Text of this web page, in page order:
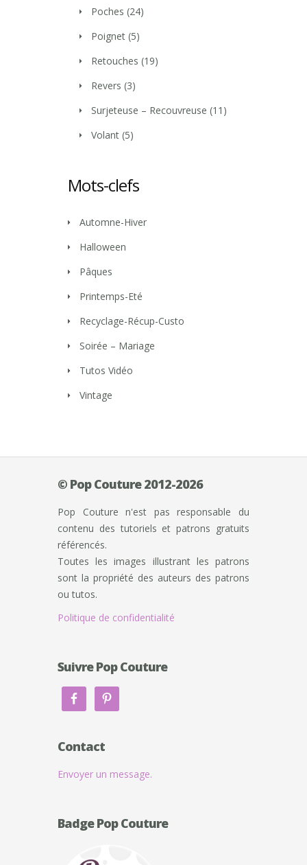
Poches (24)
Poignet (5)
Retouches (19)
Revers (3)
Surjeteuse – Recouvreuse (11)
Volant (5)
Mots-clefs
Automne-Hiver
Halloween
Pâques
Printemps-Eté
Recyclage-Récup-Custo
Soirée – Mariage
Tutos Vidéo
Vintage
© Pop Couture 2012-2026
Pop Couture n'est pas responsable du
contenu des tutoriels et patrons gratuits
référencés.
Toutes les images illustrant les patrons
sont la propriété des auteurs des patrons
ou tutos.
Politique de confidentialité
Suivre Pop Couture
Contact
Envoyer un message.
Badge Pop Couture